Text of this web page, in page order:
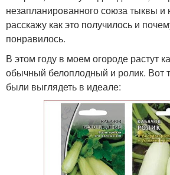
незапланированного союза тыквы и
расскажу как это получилось и
понравилось.
В этом году в моем огороде растут
обычный белоплодный и ролик. Вот
были выглядеть в идеале: